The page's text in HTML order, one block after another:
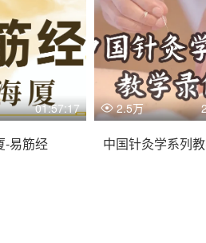
01:57:17
-易筋经
2.5万
中国针灸学系列